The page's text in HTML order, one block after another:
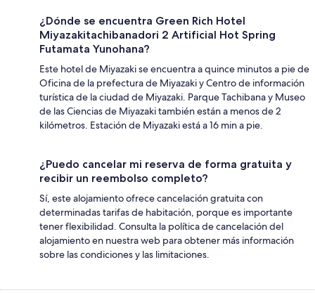
¿Dónde se encuentra Green Rich Hotel
Miyazakitachibanadori 2 Artificial Hot Spring
Futamata Yunohana?
Este hotel de Miyazaki se encuentra a quince minutos a pie de
Oficina de la prefectura de Miyazaki y Centro de información
turística de la ciudad de Miyazaki. Parque Tachibana y Museo
de las Ciencias de Miyazaki también están a menos de 2
kilómetros. Estación de Miyazaki está a 16 min a pie.
¿Puedo cancelar mi reserva de forma gratuita y
recibir un reembolso completo?
Sí, este alojamiento ofrece cancelación gratuita con
determinadas tarifas de habitación, porque es importante
tener flexibilidad. Consulta la política de cancelación del
alojamiento en nuestra web para obtener más información
sobre las condiciones y las limitaciones.